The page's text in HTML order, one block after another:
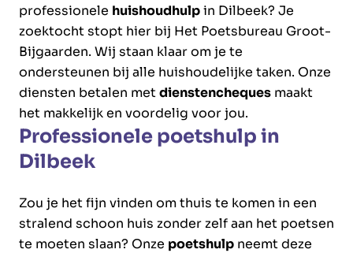
professionele huishoudhulpin Dilbeek? Je
zoektocht stopt hier bij Het Poetsbureau Groot-
Bijgaarden. Wij staan klaar om je te
ondersteunen bij alle huishoudelijke taken. Onze
diensten betalen metdienstencheques maakt
het makkelijk en voordelig voor jou.
Professionele poetshulp in
Dilbeek
Zou je het fijn vinden om thuis te komen in een
stralend schoon huis zonder zelf aan het poetsen
te moeten slaan? Onze poetshulp neemt deze